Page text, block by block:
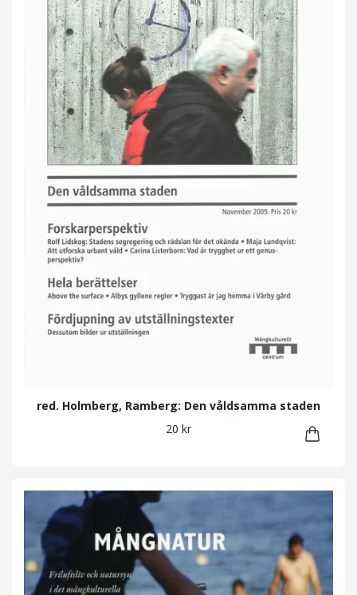
red. Holmberg, Ramberg: Den våldsamma staden
20 kr